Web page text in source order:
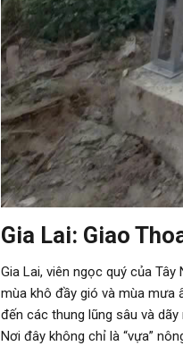
Gia Lai: Giao
Gia Lai, viên ngọc quý của
mùa khô đầy gió và mùa mưa
đến các thung lũng sâu và
Nơi đây không chỉ là “vựa”